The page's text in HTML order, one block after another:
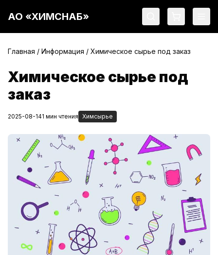
АО «ХИМСНАБ»
Главная / Информация / Химическое сырье под заказ
Химическое сырье под
заказ
2025-08-141 мин чтения Химсырье